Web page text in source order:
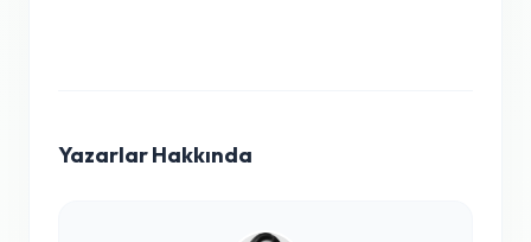
Yazarlar Hakkında